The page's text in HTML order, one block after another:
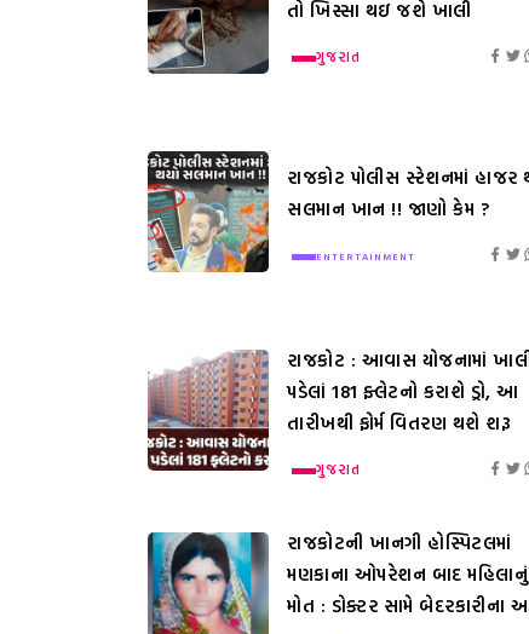
તો ખિસ્સા થઇ જશે ખાલી
ગુજરાત
રાજકોટ પોલીસ સ્ટેશનમાં હાજર
સલમાન ખાન !! જાણો કેમ ?
ENTERTAINMENT
રાજકોટ : આવાસ યોજનામાં
પડેલાં 181 ફ્લેટનો કરાશે ડ્રો, આ
તારીખથી ફોર્મ વિતરણ થશે શરૂ
ગુજરાત
રાજકોટની ખાનગી હોસ્પિટલમાં
મણકાના ઓપરેશન બાદ મહિલાનું
મોત : ડોક્ટર સામે બેદરકારીના